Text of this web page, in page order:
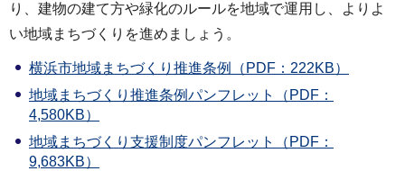
り、建物の建て方や緑化のルールを地域で運用し、よりよ
い地域まちづくりを進めましょう。
横浜市地域まちづくり推進条例（PDF：222KB）
地域まちづくり推進条例パンフレット（PDF：
4,580KB）
地域まちづくり支援制度パンフレット（PDF：
9,683KB）